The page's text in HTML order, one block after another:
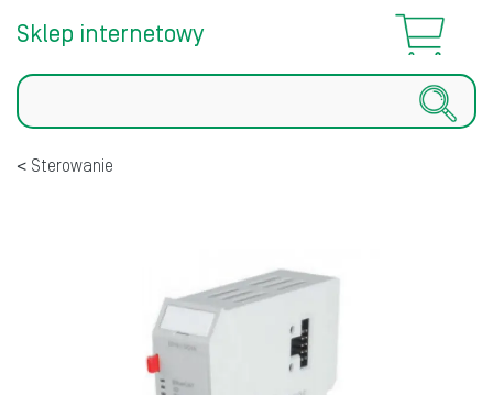
Sklep internetowy
Szukaj
Sterowanie